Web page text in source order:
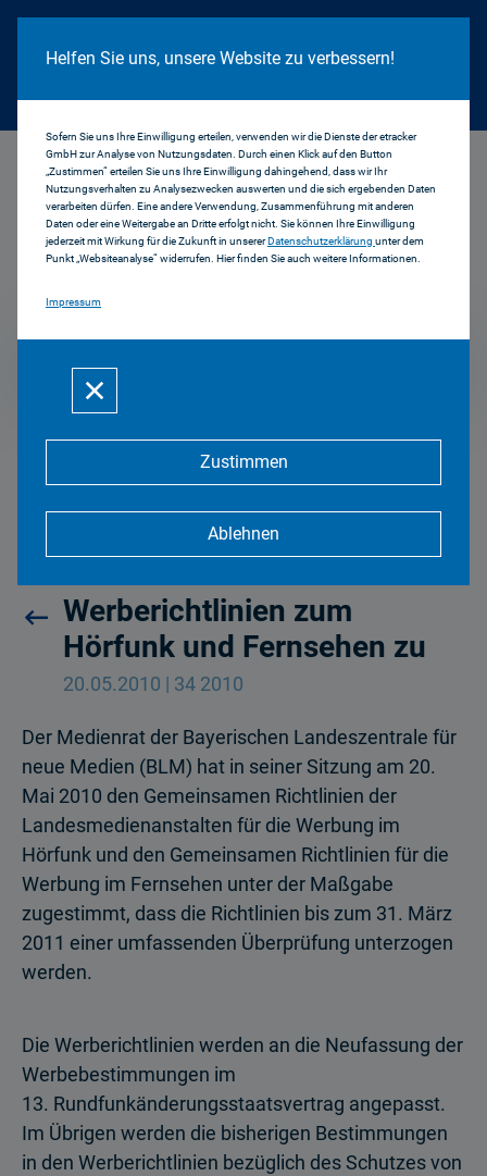
Cookie Hinweis
Helfen Sie uns, unsere Website zu verbessern!
Sofern Sie uns Ihre Einwilligung erteilen, verwenden wir die Dienste der etracker
GmbH zur Analyse von Nutzungsdaten. Durch einen Klick auf den Button
„Zustimmen“ erteilen Sie uns Ihre Einwilligung dahingehend, dass wir Ihr
Nutzungsverhalten zu Analysezwecken auswerten und die sich ergebenden Daten
verarbeiten dürfen. Eine andere Verwendung, Zusammenführung mit anderen
Daten oder eine Weitergabe an Dritte erfolgt nicht. Sie können Ihre Einwilligung
jederzeit mit Wirkung für die Zukunft in unsererDatenschutzerklärung unter dem
Punkt „Websiteanalyse“ widerrufen. Hier finden Sie auch weitere Informationen.
Impressum
Zustimmen
Ablehnen
2010
Pressemitteilungen
Werberichtlinien zum
Hörfunk und Fernsehen zu
20.05.2010 | 34 2010
Der Medienrat der Bayerischen Landeszentrale für
neue Medien (BLM) hat in seiner Sitzung am 20.
Mai 2010 den Gemeinsamen Richtlinien der
Landesmedienanstalten für die Werbung im
Hörfunk und den Gemeinsamen Richtlinien für die
Werbung im Fernsehen unter der Maßgabe
zugestimmt, dass die Richtlinien bis zum 31. März
2011 einer umfassenden Überprüfung unterzogen
werden.
Die Werberichtlinien werden an die Neufassung der
Werbebestimmungen im
13. Rundfunkänderungsstaatsvertrag angepasst.
Im Übrigen werden die bisherigen Bestimmungen
in den Werberichtlinien bezüglich des Schutzes von